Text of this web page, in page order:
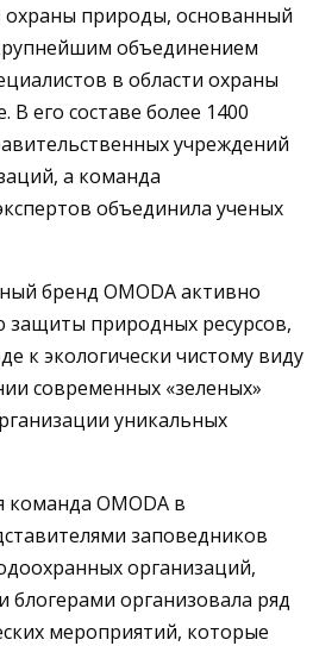
природы, основанный
объединением
в области охраны
его составе более 1400
учреждений
а команда
объединила ученых
бренд OMODA активно
природных ресурсов,
к экологически чистому виду
современных «зеленых»
уникальных
команда OMODA в
заповедников
организаций,
организовала ряд
мероприятий, которые